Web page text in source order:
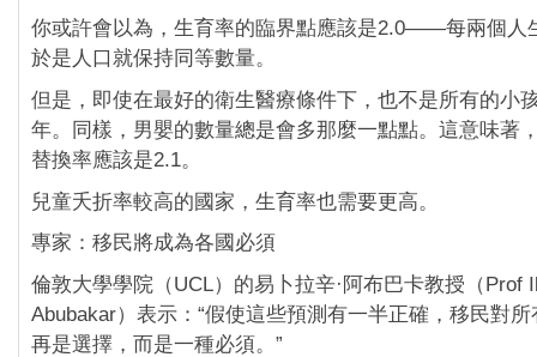
你或許會以為，生育率的臨界點應該是2.0——每兩個人
於是人口就保持同等數量。
但是，即使在最好的衛生醫療條件下，也不是所有的小
年。同樣，男嬰的數量總是會多那麼一點點。這意味著
替換率應該是2.1。
兒童夭折率較高的國家，生育率也需要更高。
專家：移民將成為各國必須
倫敦大學學院（UCL）的易卜拉辛·阿布巴卡教授（Prof
Abubakar）表示：“假使這些預測有一半正確，移民對
再是選擇，而是一種必須。”